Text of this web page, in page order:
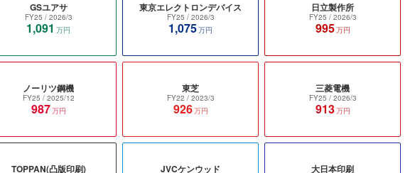
GSユアサ
FY25 / 2026/3
1,091 万円
東京エレクトロンデバイス
FY25 / 2026/3
1,075万円
日立製作所
FY25 / 2026/3
995万円
ノーリツ鋼機
FY25 / 2025/12
987万円
東芝
FY22 / 2023/3
926万円
三菱電機
FY25 / 2026/3
913万円
TOPPAN(凸版印刷) JVCケンウッド 大日本印刷